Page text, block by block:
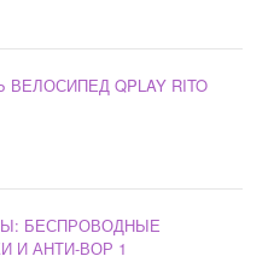
QPLAY RITO
БЕСПРОВОДНЫЕ
И АНТИ-ВОР 1